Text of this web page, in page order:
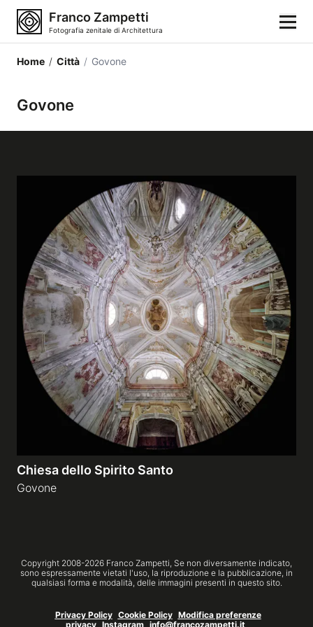
Franco Zampetti
Fotografia zenitale di Architettura
Luoghi
Città
Stili architettonici
Elementi architettonici
Architetti e autori
Gallerie a tema
Sequenze
Mostre
News
Home / Città / Govone
Govone
Chiesa dello Spirito Santo
Govone
Copyright 2008-2026 Franco Zampetti, Se non diversamente indicato,
sono espressamente vietati l'uso, la riproduzione e la pubblicazione, in
qualsiasi forma e modalità, delle immagini presenti in questo sito.
Privacy Policy Cookie Policy Modifica preferenze
privacy Instagram info@francozampetti.it